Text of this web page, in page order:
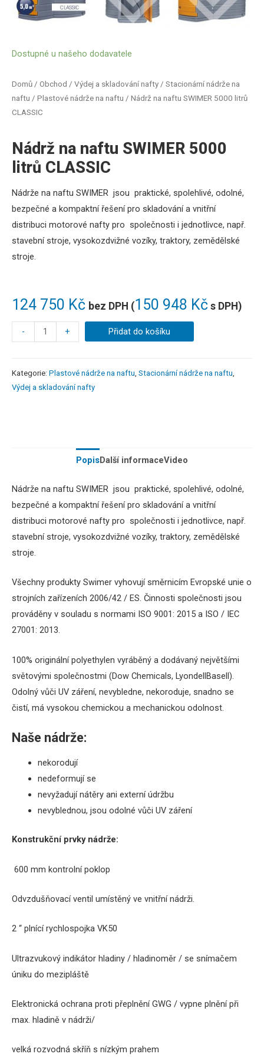
Domů / Obchod / Výdej a skladování nafty / Stacionární nádrže na
naftu / Plastové nádrže na naftu / Nádrž na naftu SWIMER 5000 litrů
CLASSIC
Nádrž na naftu SWIMER 5000
litrů CLASSIC
124 750 Kč bez DPH (150 948 Kč s DPH)
Nádrže na naftu SWIMER jsou praktické, spolehlivé, odolné,
bezpečné a kompaktní řešení pro skladování a vnitřní
distribuci motorové nafty pro společnosti i jednotlivce, např.
stavební stroje, vysokozdvižné vozíky, traktory, zemědělské
stroje.
Dostupné u našeho dodavatele
- + Přidat do košíku
Kategorie: Plastové nádrže na naftu, Stacionární nádrže na naftu,
Výdej a skladování nafty
PopisDalší informaceVideo
Nádrže na naftu SWIMER jsou praktické, spolehlivé, odolné,
bezpečné a kompaktní řešení pro skladování a vnitřní
distribuci motorové nafty pro společnosti i jednotlivce, např.
stavební stroje, vysokozdvižné vozíky, traktory, zemědělské
stroje.
Všechny produkty Swimer vyhovují směrnicím Evropské unie o
strojních zařízeních 2006/42 / ES. Činnosti společnosti jsou
prováděny v souladu s normami ISO 9001: 2015 a ISO / IEC
27001: 2013.
100% originální polyethylen vyráběný a dodávaný největšími
světovými společnostmi (Dow Chemicals, LyondellBasell).
Odolný vůči UV záření, nevybledne, nekoroduje, snadno se
čistí, má vysokou chemickou a mechanickou odolnost.
Naše nádrže:
nekorodují
nedeformují se
nevyžadují nátěry ani externí údržbu
nevyblednou, jsou odolné vůči UV záření
Konstrukční prvky nádrže:
600 mm kontrolní poklop
Odvzdušňovací ventil umístěný ve vnitřní nádrži.
2 “ plnící rychlospojka VK50
Ultrazvukový indikátor hladiny / hladinoměr / se snímačem
úniku do mezipláště
Elektronická ochrana proti přeplnění GWG / vypne plnění při
max. hladině v nádrži/
velká rozvodná skříň s nízkým prahem